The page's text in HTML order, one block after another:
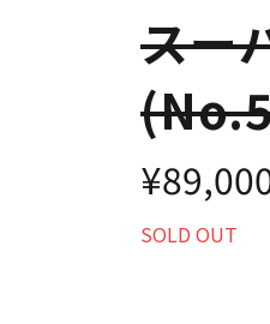
スー
SOLD OUT